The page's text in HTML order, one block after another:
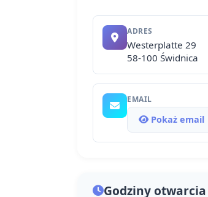
ADRES
Westerplatte 29
58-100 Świdnica
EMAIL
Pokaż email
Godziny otwarcia